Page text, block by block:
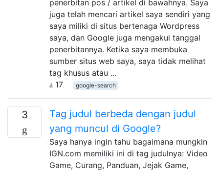
penerbitan pos / artikel di bawahnya. Saya
juga telah mencari artikel saya sendiri yang
saya miliki di situs bertenaga Wordpress
saya, dan Google juga mengakui tanggal
penerbitannya. Ketika saya membuka
sumber situs web saya, saya tidak melihat
tag khusus atau …
17
google-search
3
Tag judul berbeda dengan judul
yang muncul di Google?
Saya hanya ingin tahu bagaimana mungkin
IGN.com memiliki ini di tag judulnya: Video
Game, Curang, Panduan, Jejak Game,